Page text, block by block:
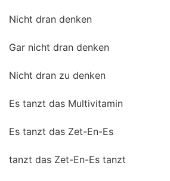
Nicht dran denken
Gar nicht dran denken
Nicht dran zu denken
Es tanzt das Multivitamin
Es tanzt das Zet-En-Es
tanzt das Zet-En-Es tanzt